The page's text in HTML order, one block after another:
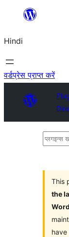
सामग्री
जाएं
Hindi
वर्डप्रेस प्राप्त करें
प्लगइन्स
This
the
have